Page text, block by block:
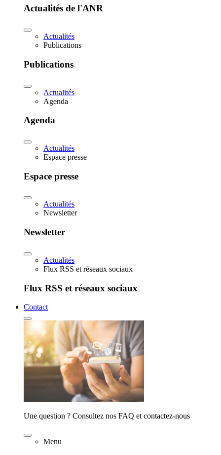
Actualités de l'ANR
Actualités
Publications
Publications
Actualités
Agenda
Agenda
Actualités
Espace presse
Espace presse
Actualités
Newsletter
Newsletter
Actualités
Flux RSS et réseaux sociaux
Flux RSS et réseaux sociaux
Contact
Une question ? Consultez nos FAQ et contactez-nous
Menu